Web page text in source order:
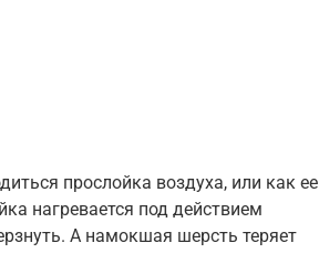
прослойка воздуха, или как ее
нагревается под действием
А намокшая шерсть теряет